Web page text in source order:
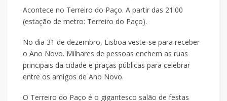
Acontece no Terreiro do Paço. A partir das 21:00
(estação de metro: Terreiro do Paço).
No dia 31 de dezembro, Lisboa veste-se para receber
o Ano Novo. Milhares de pessoas enchem as ruas
principais da cidade e praças públicas para celebrar
entre os amigos de Ano Novo.
O Terreiro do Paço é o gigantesco salão de festas